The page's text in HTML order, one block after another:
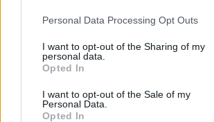
Personal Data Processing Opt Outs
I want to opt-out of the Sharing of my
personal data.
Opted In
I want to opt-out of the Sale of my
Personal Data.
Opted In
ταλαιπωρήσει, πρόκειται να
ανακουφιστείτε!